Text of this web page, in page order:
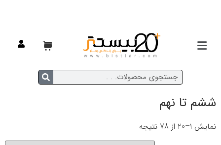
/ ششم تا نهم
ششم تا نهم
نمایش 1–20 از 78 نتیجه